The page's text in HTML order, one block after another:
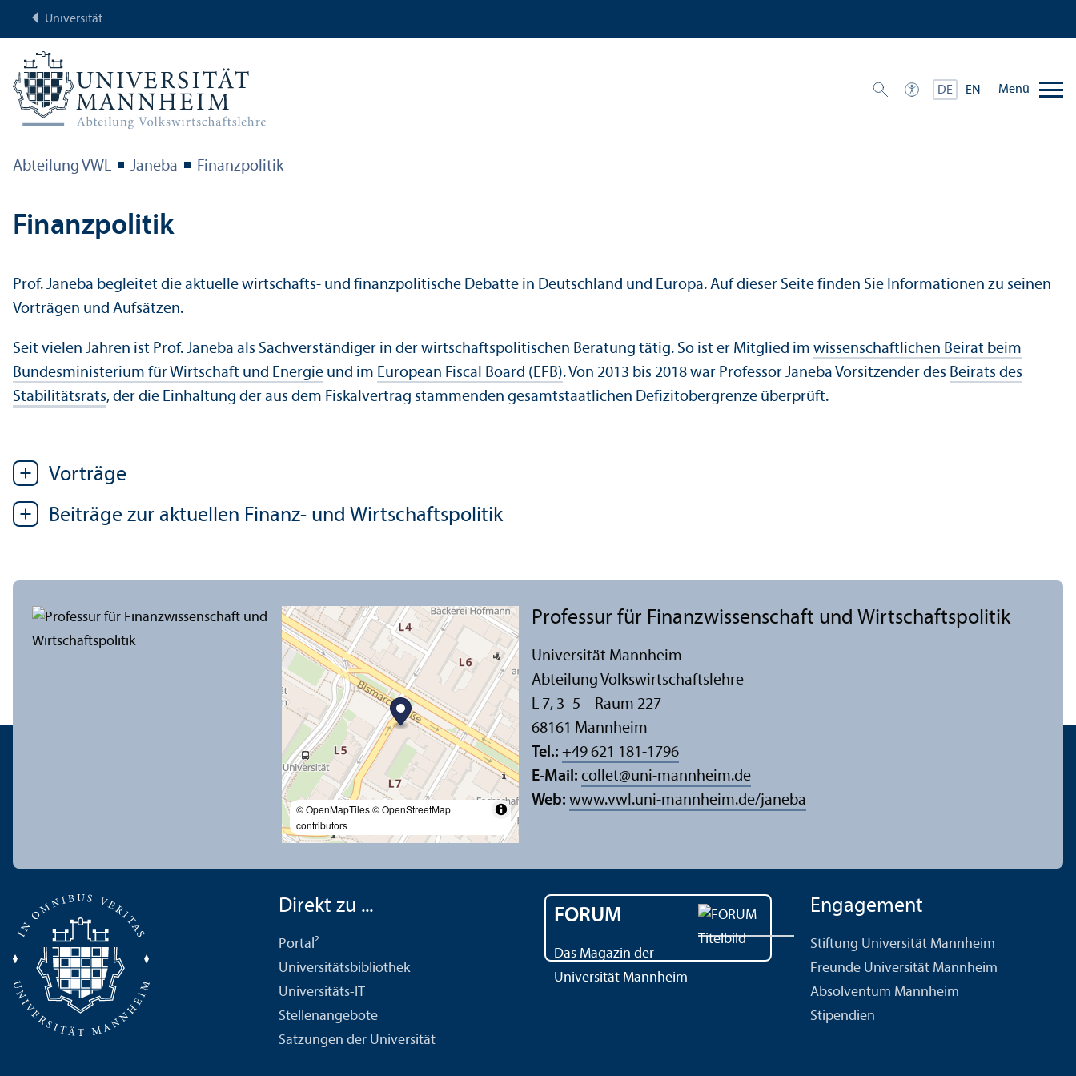
Universität
DE EN Menü
Abteilung VWL Janeba Finanz­politik
Finanz­politik
Prof. Janeba begleitet die aktuelle wirtschafts- und finanz­politische Debatte in Deutschland und Europa. Auf dieser Seite finden Sie Informationen zu seinen
Vorträgen und Aufsätzen.
Seit vielen Jahren ist Prof. Janeba als Sachverständiger in der wirtschafts­politischen Beratung tätig. So ist er Mitglied im wissenschaft­lichen Beirat beim
Bundes­ministerium für Wirtschaft und Energie und im European Fiscal Board (EFB). Von 2013 bis 2018 war Professor Janeba Vorsitzender des Beirats des
Stabilitätsrats, der die Einhaltung der aus dem Fiskalvertrag stammenden gesamtstaatlichen Defizitobergrenze überprüft.
Vorträge
Beiträge zur aktuellen Finanz- und Wirtschafts­politik
© OpenMapTiles© OpenStreetMap
contributors
Professur für Finanz­wissenschaft und Wirtschafts­politik
Universität Mannheim
Abteilung Volkswirtschafts­lehre
L 7, 3–5 – Raum 227
68161 Mannheim
Tel.: +49 621 181-1796
E-Mail: collet@uni-mannheim.de
Web: www.vwl.uni-mannheim.de/janeba
Direkt zu ...
Portal²
Universitäts­bibliothek
Universitäts-IT
Stellenangebote
Satzungen der Universität
FORUM
Das Magazin der
Universität Mannheim
Engagement
Stiftung Universität Mannheim
Freunde Universität Mannheim
Absolventum Mannheim
Stipendien